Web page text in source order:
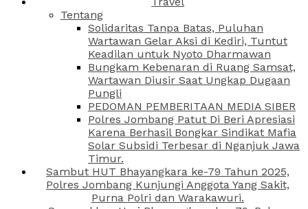
Tentang
Solidaritas Tanpa Batas, Puluhan
Wartawan Gelar Aksi di Kediri, Tuntut
Keadilan untuk Nyoto Dharmawan
Bungkam Kebenaran di Ruang Samsat,
Wartawan Diusir Saat Ungkap Dugaan
Pungli
PEDOMAN PEMBERITAAN MEDIA SIBER
Polres Jombang Patut Di Beri Apresiasi
Karena Berhasil Bongkar Sindikat Mafia
Solar Subsidi Terbesar di Nganjuk Jawa
Timur.
Sambut HUT Bhayangkara ke-79 Tahun 2025,
Polres Jombang Kunjungi Anggota Yang Sakit,
Purna Polri dan Warakawuri.